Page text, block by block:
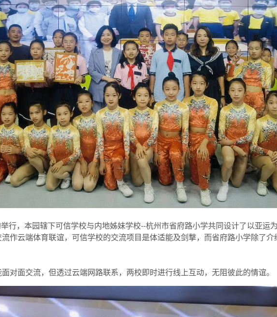
行，本园辖下可信学校与内地姊妹学校--杭州市省府路小学共同设计了以亚运
作云端体育联谊，可信学校的交流项目是体适能及剑撃，而省府路小学除了介
对面交流，但透过云端网路联系，两校即时进行线上互动，无阻彼此的情谊。